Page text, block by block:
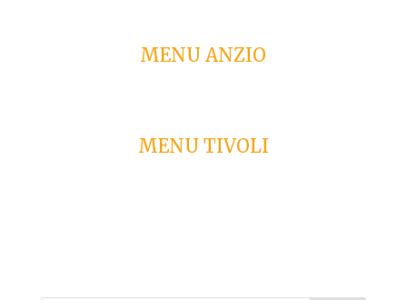
MENU ANZIO
MENU TIVOLI